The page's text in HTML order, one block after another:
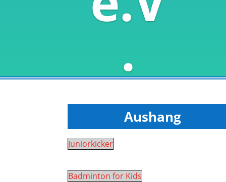
Aushang
Juniorkicker
Badminton for Kids